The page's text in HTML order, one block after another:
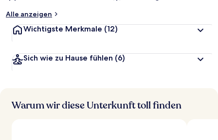
Alle anzeigen
Wichtigste Merkmale (12)
Sich wie zu Hause fühlen (6)
Warum wir diese Unterkunft toll finden